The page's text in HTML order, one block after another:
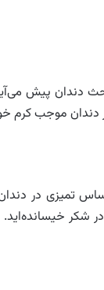
دندان پیش
موجب کرم
تمیزی در
شکر